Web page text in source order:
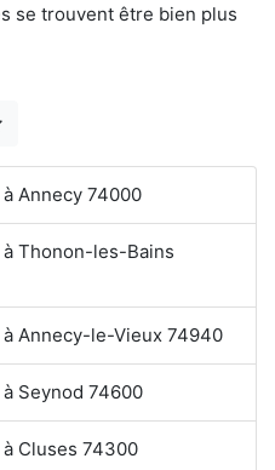
se trouvent être bien plus
Annecy 74000
Thonon-les-Bains
Annecy-le-Vieux 74940
Seynod 74600
Cluses 74300